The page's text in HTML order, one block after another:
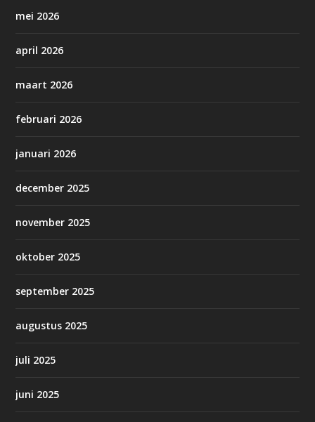
mei 2026
april 2026
maart 2026
februari 2026
januari 2026
december 2025
november 2025
oktober 2025
september 2025
augustus 2025
juli 2025
juni 2025